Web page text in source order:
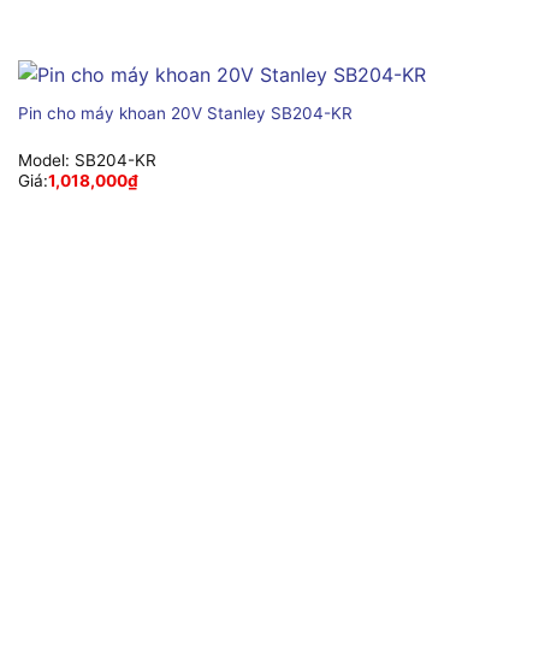
Pin cho máy khoan 20V Stanley SB204-KR
Model: SB204-KR
Giá:1,018,000₫